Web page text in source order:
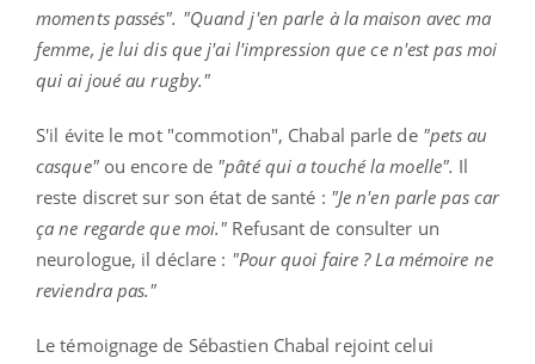
moments passés". "Quand j'en parle à la maison avec ma
femme, je lui dis que j'ai l'impression que ce n'est pas moi
qui ai joué au rugby."
S'il évite le mot "commotion", Chabal parle de "pets au
casque"ou encore de "pâté qui a touché la moelle". Il
reste discret sur son état de santé : "Je n'en parle pas car
ça ne regarde que moi." Refusant de consulter un
neurologue, il déclare : "Pour quoi faire ? La mémoire ne
reviendra pas."
Le témoignage de Sébastien Chabal rejoint celui